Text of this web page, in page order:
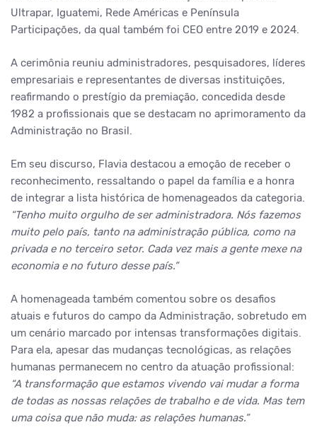
Ultrapar, Iguatemi, Rede Américas e Península
Participações, da qual também foi CEO entre 2019 e 2024.
A cerimônia reuniu administradores, pesquisadores, líderes
empresariais e representantes de diversas instituições,
reafirmando o prestígio da premiação, concedida desde
1982 a profissionais que se destacam no aprimoramento da
Administração no Brasil.
Em seu discurso, Flavia destacou a emoção de receber o
reconhecimento, ressaltando o papel da família e a honra
de integrar a lista histórica de homenageados da categoria.
“Tenho muito orgulho de ser administradora. Nós fazemos
muito pelo país, tanto na administração pública, como na
privada e no terceiro setor. Cada vez mais a gente mexe na
economia e no futuro desse país.”
A homenageada também comentou sobre os desafios
atuais e futuros do campo da Administração, sobretudo em
um cenário marcado por intensas transformações digitais.
Para ela, apesar das mudanças tecnológicas, as relações
humanas permanecem no centro da atuação profissional:
“A transformação que estamos vivendo vai mudar a forma
de todas as nossas relações de trabalho e de vida. Mas tem
uma coisa que não muda: as relações humanas.”